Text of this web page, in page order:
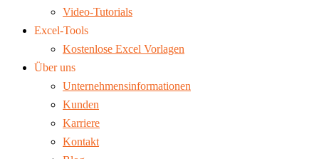
Video-Tutorials
Excel-Tools
Kostenlose Excel Vorlagen
Über uns
Unternehmensinformationen
Kunden
Karriere
Kontakt